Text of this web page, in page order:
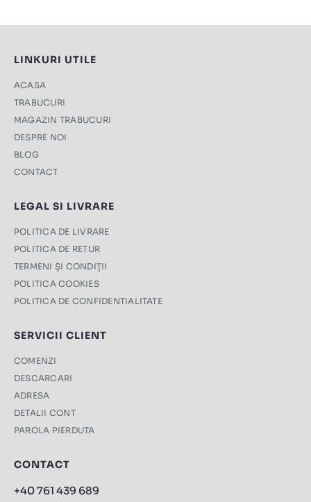
LINKURI UTILE
ACASA
TRABUCURI
MAGAZIN TRABUCURI
DESPRE NOI
BLOG
CONTACT
LEGAL SI LIVRARE
POLITICA DE LIVRARE
POLITICA DE RETUR
TERMENI ŞI CONDIŢII
POLITICA COOKIES
POLITICA DE CONFIDENTIALITATE
SERVICII CLIENT
COMENZI
DESCARCARI
ADRESA
DETALII CONT
PAROLA PIERDUTA
CONTACT
+40 761 439 689